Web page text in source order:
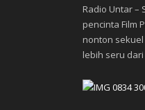
Radio Untar –
pencinta Film
nonton
lebih seru